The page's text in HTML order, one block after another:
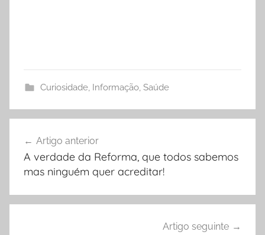
Curiosidade, Informação, Saúde
de
artigos
Artigo anterior
A verdade da Reforma, que todos sabemos
mas ninguém quer acreditar!
Artigo seguinte